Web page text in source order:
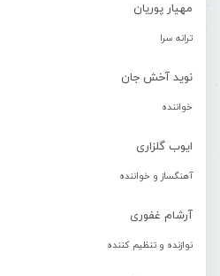
مهیار پوریان
ترانه سرا
نوید آخش جان
خواننده
ایوب گلزاری
آهنگساز و خواننده
آرشام غفوری
نوازنده و تنظیم کننده